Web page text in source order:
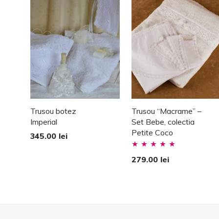
Trusou botez
Imperial
345.00 lei
Trusou “Macrame” –
Set Bebe, colectia
Petite Coco
Evaluat la
279.00 lei